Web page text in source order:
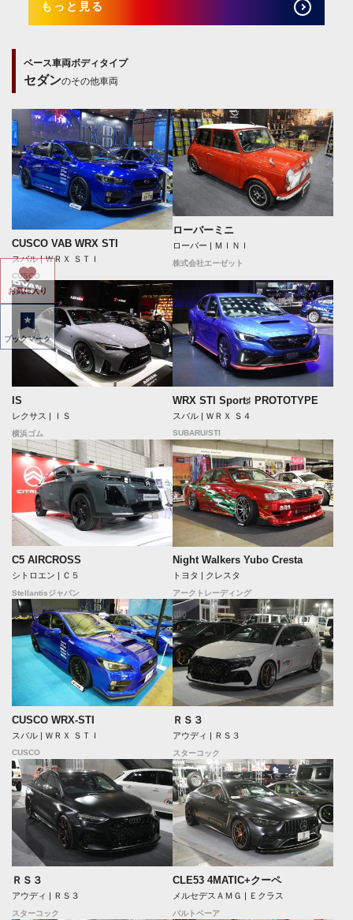
もっと見る
ベース車両ボディタイプ
セダンのその他車両
CUSCO VAB WRX STI
スバル | ＷＲＸ ＳＴＩ
CUSCO
ローバーミニ
ローバー | ＭＩＮＩ
株式会社エーゼット
IS
レクサス | ＩＳ
横浜ゴム
WRX STI Sport♯ PROTOTYPE
スバル | ＷＲＸ Ｓ４
SUBARU/STI
C5 AIRCROSS
シトロエン | Ｃ５
Stellantisジャパン
Night Walkers Yubo Cresta
トヨタ | クレスタ
アークトレーディング
CUSCO WRX-STI
スバル | ＷＲＸ ＳＴＩ
CUSCO
ＲＳ３
アウディ | ＲＳ３
スターコック
ＲＳ３
アウディ | ＲＳ３
スターコック
CLE53 4MATIC+クーペ
メルセデスＡＭＧ | Ｅクラス
バルトベーア
お気に入り
ブックマーク